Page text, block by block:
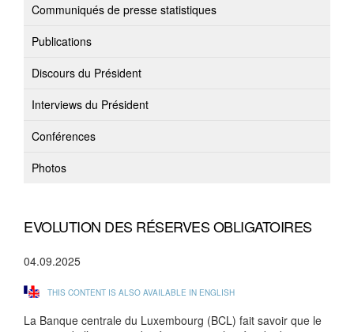
Communiqués de presse statistiques
Publications
Discours du Président
Interviews du Président
Conférences
Photos
EVOLUTION DES RÉSERVES OBLIGATOIRES
04.09.2025
THIS CONTENT IS ALSO AVAILABLE IN ENGLISH
La Banque centrale du Luxembourg (BCL) fait savoir que le